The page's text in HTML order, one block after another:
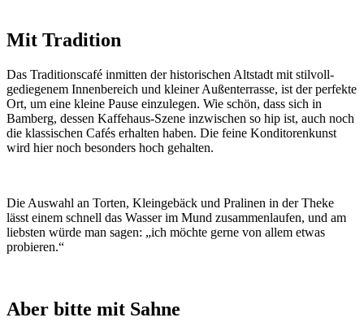
Mit Tradition
Das Traditionscafé inmitten der historischen Altstadt mit stilvoll-
gediegenem Innenbereich und kleiner Außenterrasse, ist der perfekte
Ort, um eine kleine Pause einzulegen. Wie schön, dass sich in
Bamberg, dessen Kaffehaus-Szene inzwischen so hip ist, auch noch
die klassischen Cafés erhalten haben. Die feine Konditorenkunst
wird hier noch besonders hoch gehalten.
Die Auswahl an Torten, Kleingebäck und Pralinen in der Theke
lässt einem schnell das Wasser im Mund zusammenlaufen, und am
liebsten würde man sagen: „ich möchte gerne von allem etwas
probieren.“
Aber bitte mit Sahne